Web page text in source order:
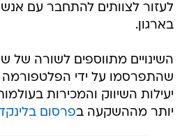
לעזור לצוותים להתחבר עם
בארגון.
השינויים מתווספים לשורה של
שהתפרסמו על ידי
יותר מההשקעה בפרסום